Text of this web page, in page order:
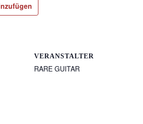
VERANSTALTER
RARE GUITAR